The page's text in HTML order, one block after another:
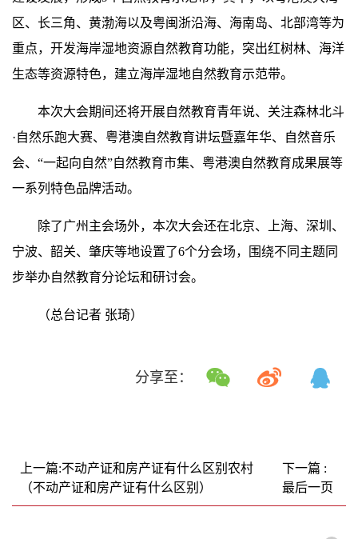
区、长三角、黄渤海以及粤闽浙沿海、海南岛、北部湾等为
重点，开发海岸湿地资源自然教育功能，突出红树林、海洋
生态等资源特色，建立海岸湿地自然教育示范带。
本次大会期间还将开展自然教育青年说、关注森林北斗
·自然乐跑大赛、粤港澳自然教育讲坛暨嘉年华、自然音乐
会、“一起向自然”自然教育市集、粤港澳自然教育成果展等
一系列特色品牌活动。
除了广州主会场外，本次大会还在北京、上海、深圳、
宁波、韶关、肇庆等地设置了6个分会场，围绕不同主题同
步举办自然教育分论坛和研讨会。
（总台记者 张琦）
分享至：
上一篇:不动产证和房产证有什么区别农村
（不动产证和房产证有什么区别）
下一篇 :
最后一页